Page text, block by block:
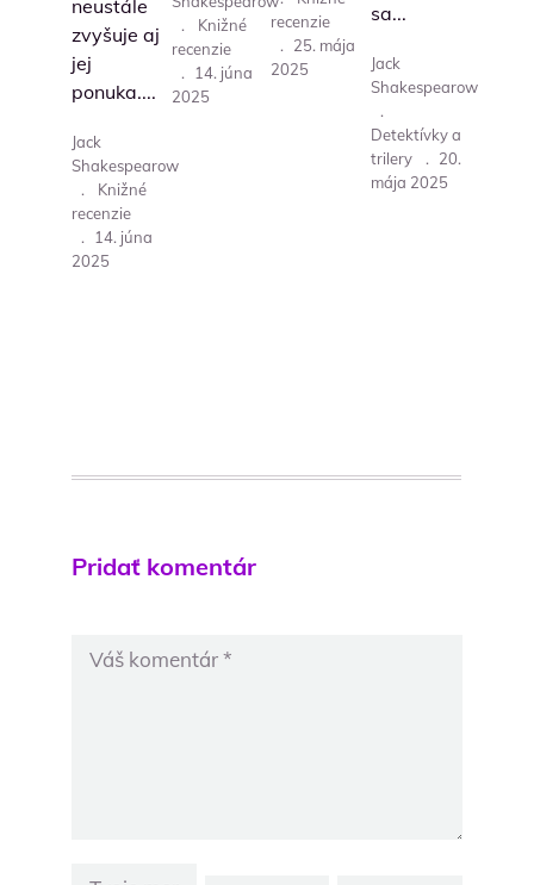
neustále
zvyšuje aj
jej
ponuka....
Jack
Shakespearow
.
Knižné
recenzie
.
14. júna
2025
.
Knižné
recenzie
.
14. júna
2025
recenzie
.
25. mája
2025
sa...
Jack
Shakespearow
.
Detektívky a
trilery
.
20.
mája 2025
Pridať komentár